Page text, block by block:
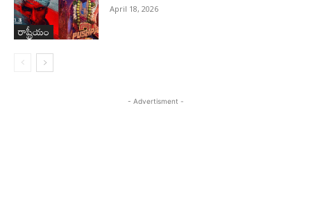
రాష్ట్రీయం
April 18, 2026
- Advertisment -